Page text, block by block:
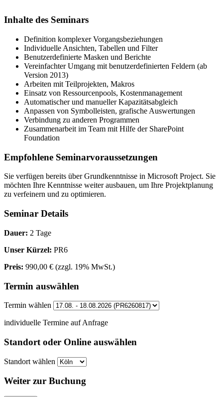
Inhalte des Seminars
Definition komplexer Vorgangsbeziehungen
Individuelle Ansichten, Tabellen und Filter
Benutzerdefinierte Masken und Berichte
Vereinfachter Umgang mit benutzerdefinierten Feldern (ab
Version 2013)
Arbeiten mit Teilprojekten, Makros
Einsatz von Ressourcenpools, Kostenmanagement
Automatischer und manueller Kapazitätsabgleich
Anpassen von Symbolleisten, grafische Auswertungen
Verbindung zu anderen Programmen
Zusammenarbeit im Team mit Hilfe der SharePoint
Foundation
Empfohlene Seminarvoraussetzungen
Sie verfügen bereits über Grundkenntnisse in Microsoft Project. Sie
möchten Ihre Kenntnisse weiter ausbauen, um Ihre Projektplanung
zu verfeinern und zu optimieren.
Seminar Details
Dauer: 2 Tage
Unser Kürzel: PR6
Preis: 990,00 € (zzgl. 19% MwSt.)
Termin auswählen
Termin wählen
individuelle Termine auf Anfrage
Standort oder Online auswählen
Standort wählen
Weiter zur Buchung